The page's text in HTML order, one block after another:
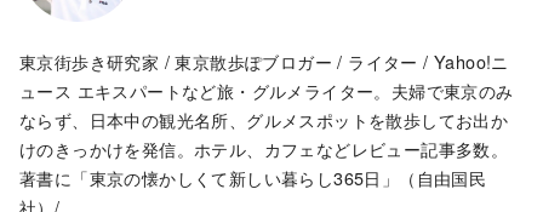
東京街歩き研究家 / 東京散歩ぽブロガー / ライター / Yahoo!ニ
ュース エキスパートなど旅・グルメライター。夫婦で東京のみ
ならず、日本中の観光名所、グルメスポットを散歩してお出か
けのきっかけを発信。ホテル、カフェなどレビュー記事多数。
著書に「東京の懐かしくて新しい暮らし365日」（自由国民